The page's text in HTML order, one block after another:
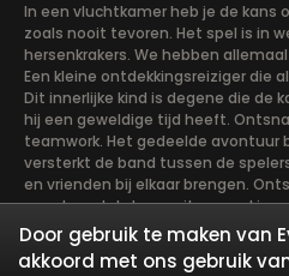
In een vluchtkamer heb je de kans
zoals nooit tevoren. Het spel is in
hersenkrakers. We hebben
Een kleine ontdekkingsreiziger die
Dit innerlijke kind is degene die de
hij een geweldige tijd heeft.
teamwork. Het gedeelde avontuur
versterkt de band tussen de
en vrienden bij elkaar brengen.
avontuur dat de moeite waard is
teamwerk, wat het soepelst gaat
verschillende sterke punten
gemeenschappelijke doel te
Door gebruik te maken van
akkoord met ons gebruik